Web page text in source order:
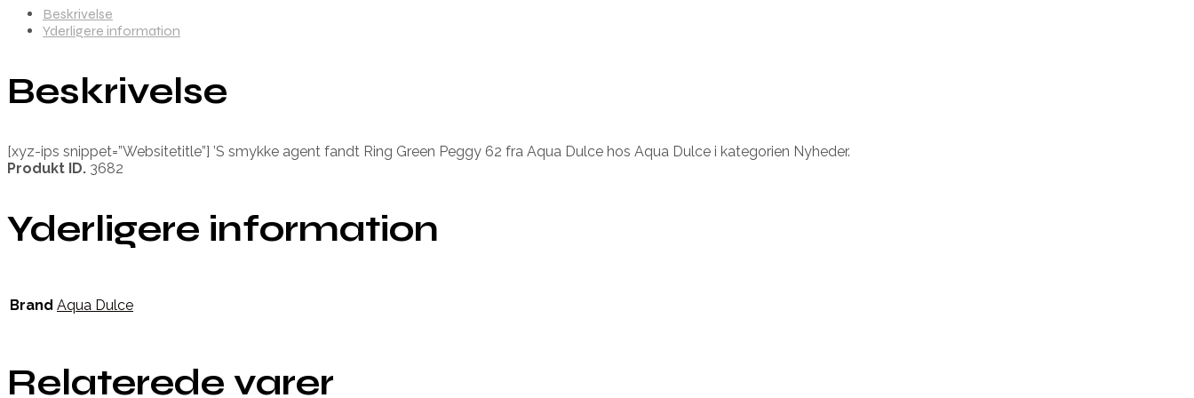
Beskrivelse
Yderligere information
Beskrivelse
[xyz-ips snippet=”Websitetitle”] ’S smykke agent fandt Ring Green Peggy 62 fra Aqua Dulce hos Aqua Dulce i kategorien Nyheder.
Produkt ID. 3682
Yderligere information
Brand Aqua Dulce
Relaterede varer